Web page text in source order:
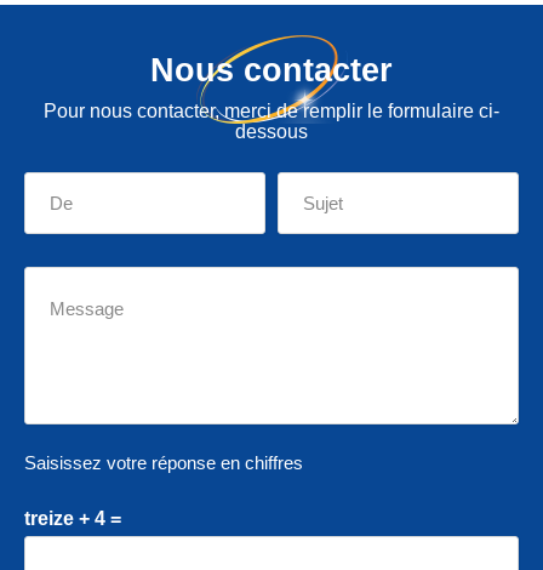
Nous contacter
Pour nous contacter, merci de remplir le formulaire ci-
dessous
Saisissez votre réponse en chiffres
treize + 4 =